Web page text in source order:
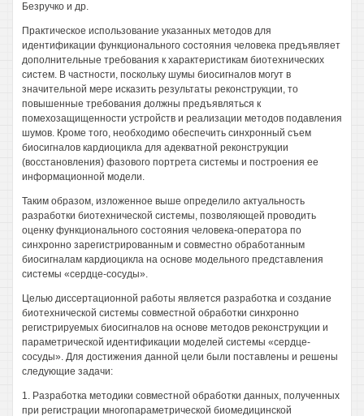
Безручко и др.
Практическое использование указанных методов для
идентификации функционального состояния человека предъявляет
дополнительные требования к характеристикам биотехнических
систем. В частности, поскольку шумы биосигналов могут в
значительной мере исказить результаты реконструкции, то
повышенные требования должны предъявляться к
помехозащищенности устройств и реализации методов подавления
шумов. Кроме того, необходимо обеспечить синхронный съем
биосигналов кардиоцикла для адекватной реконструкции
(восстановления) фазового портрета системы и построения ее
информационной модели.
Таким образом, изложенное выше определило актуальность
разработки биотехнической системы, позволяющей проводить
оценку функционального состояния человека-оператора по
синхронно зарегистрированным и совместно обработанным
биосигналам кардиоцикла на основе модельного представления
системы «сердце-сосуды».
Целью диссертационной работы является разработка и создание
биотехнической системы совместной обработки синхронно
регистрируемых биосигналов на основе методов реконструкции и
параметрической идентификации моделей системы «сердце-
сосуды». Для достижения данной цели были поставлены и решены
следующие задачи:
1. Разработка методики совместной обработки данных, полученных
при регистрации многопараметрической биомедицинской